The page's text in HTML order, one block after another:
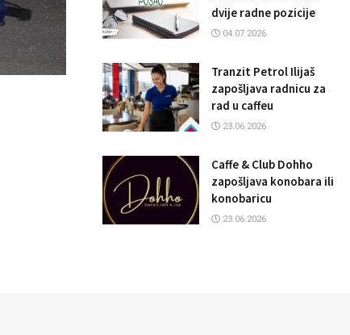
dvije radne pozicije
04.07.2026.
Tranzit Petrol Ilijaš
zapošljava radnicu za
rad u caffeu
23.06.2026.
Caffe & Club Dohho
zapošljava konobara ili
konobaricu
23.06.2026.